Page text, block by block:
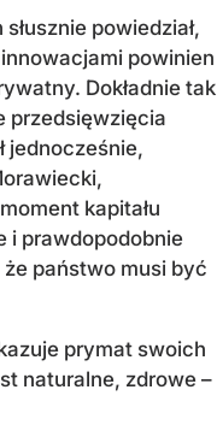
powiedział,
powinien
Dokładnie tak
przedsięwzięcia
jednocześnie,
kapitału
i prawdopodobnie
państwo musi być
prymat swoich
naturalne, zdrowe –